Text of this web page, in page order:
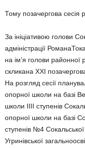
Тому позачергова сесія
За ініціативою голови
адміністрації
на ім’я голови
скликана ХХІ
На розгляд сесії
опорної школи на базі
школи ІІІІ ступенів
опорної школи на базі
ступенів №4
Угринівської